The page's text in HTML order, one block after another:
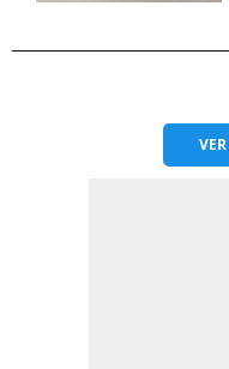
VER